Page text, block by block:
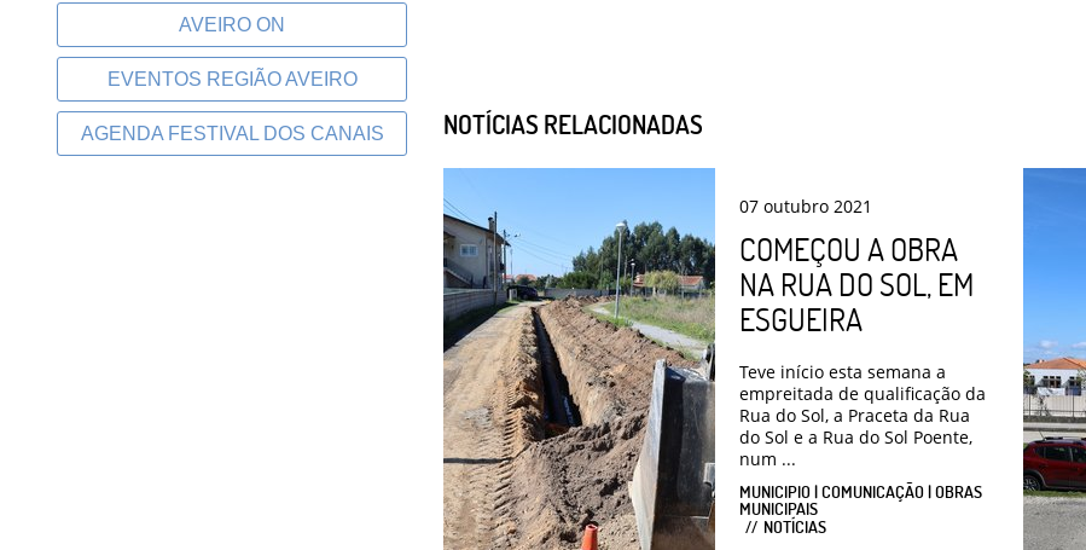
AVEIRO ON
EVENTOS REGIÃO AVEIRO
AGENDA FESTIVAL DOS CANAIS NOTÍCIAS RELACIONADAS
07 outubro 2021
COMEÇOU A OBRA
NA RUA DO SOL, EM
ESGUEIRA
Teve início esta semana a
empreitada de qualificação da
Rua do Sol, a Praceta da Rua
do Sol e a Rua do Sol Poente,
num ...
MUNICIPIO | COMUNICAÇÃO | OBRAS
MUNICIPAIS
NOTÍCIAS